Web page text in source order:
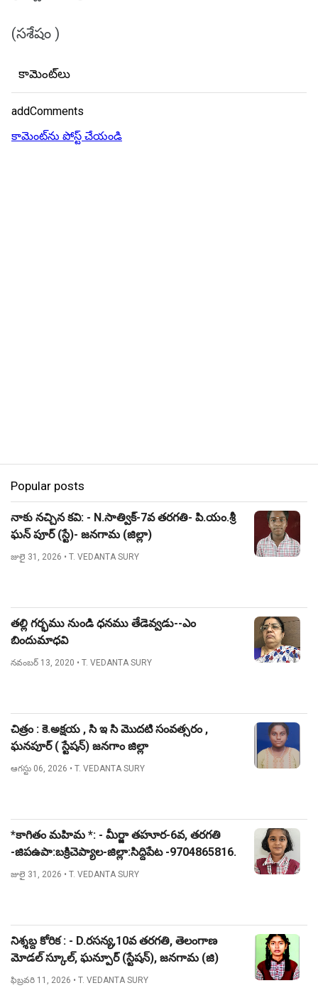
(సశేషం )
కామెంట్‌లు
addComments
కామెంట్‌ను పోస్ట్ చేయండి
Popular posts
నాకు నచ్చిన కవి: - N.సాత్విక్-7వ తరగతి- పి.యం.శ్రీ
ఘన్ పూర్ (స్టే)- జనగామ (జిల్లా)
జులై 31, 2026 • T. VEDANTA SURY
తల్లి గర్భము నుండి ధనము తేడెవ్వడు--ఎం
బిందుమాధవి
నవంబర్ 13, 2020 • T. VEDANTA SURY
చిత్రం : కె.అక్షయ , సి ఇ సి మొదటి సంవత్సరం ,
ఘనపూర్ ( స్టేషన్) జనగాం జిల్లా
ఆగస్టు 06, 2026 • T. VEDANTA SURY
*కాగితం మహిమ *: - మీర్జా తహూర-6వ, తరగతి
-జిపఉపా:బక్రిచెప్యాల-జిల్లా:సిద్దిపేట -9704865816.
జులై 31, 2026 • T. VEDANTA SURY
నిశ్శబ్ద కోరిక : - D.రసన్య,10వ తరగతి, తెలంగాణ
మోడల్ స్కూల్, ఘన్పూర్ (స్టేషన్), జనగామ (జి)
ఫిబ్రవరి 11, 2026 • T. VEDANTA SURY